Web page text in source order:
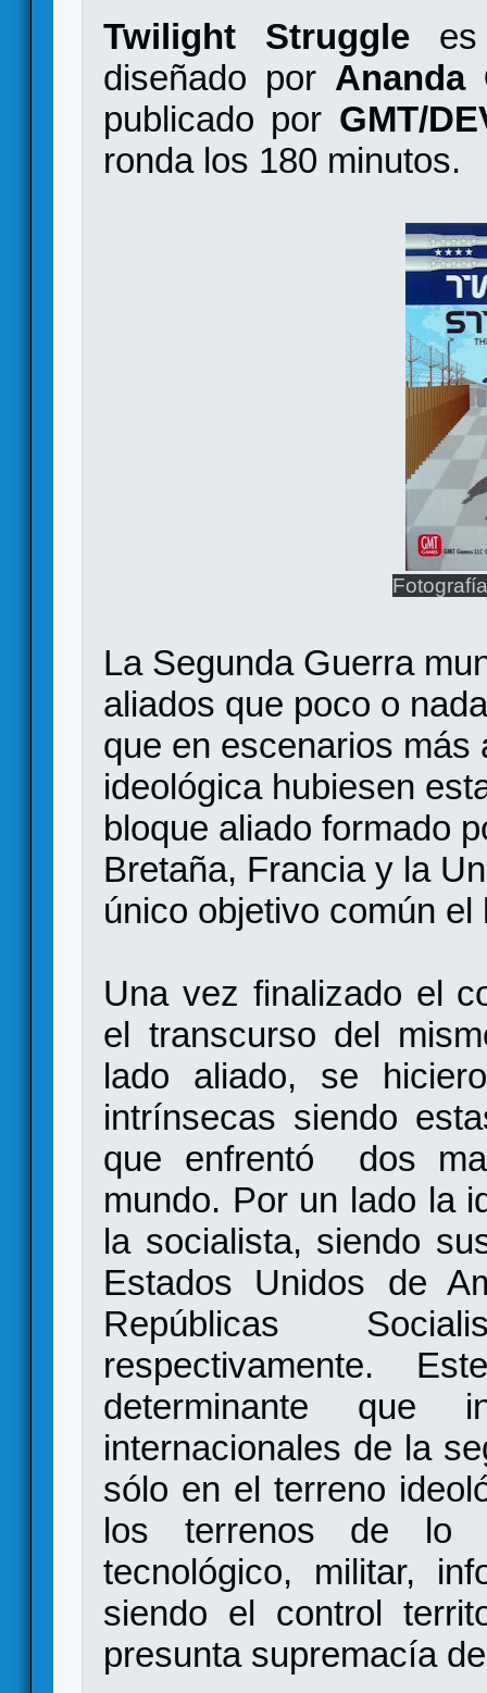
Twilight Struggle es
diseñado por Ananda
publicado por GMT/
ronda los 180 minutos.
La Segunda Guerra
aliados que poco o
que en escenarios
ideológica hubiesen
bloque aliado formado
Bretaña, Francia y la
único objetivo común
Una vez finalizado el
el transcurso del
lado aliado, se
intrínsecas siendo
que enfrentó dos
mundo. Por un lado la
la socialista, siendo
Estados Unidos de
Repúblicas
respectivamente.
determinante que
internacionales de la
sólo en el terreno
los terrenos de lo
tecnológico, militar,
siendo el control
presunta supremacía